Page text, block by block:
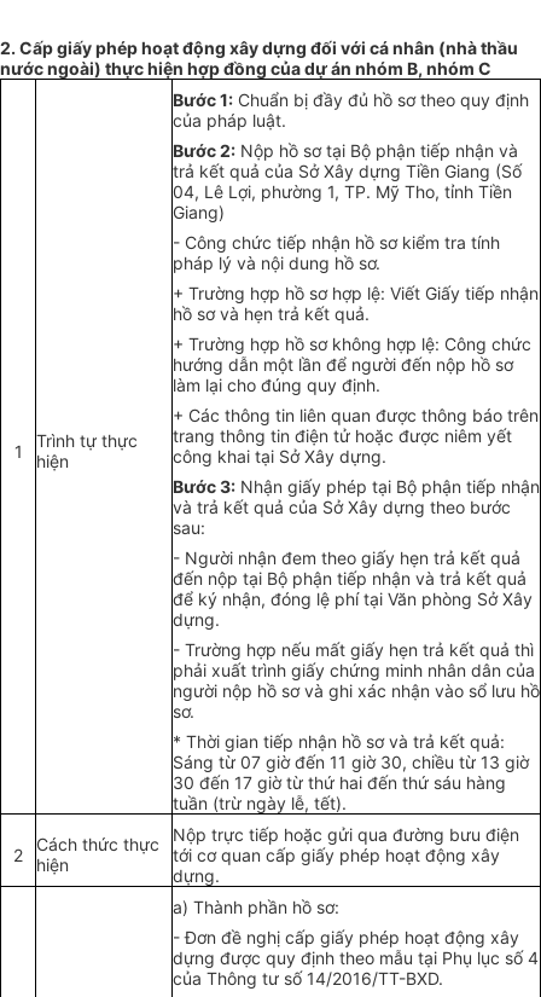
2. Cấp giấy phép hoạt động xây dựng đối với cá nhân (nhà thầu
nước ngoài) thực hiện hợp đồng của dự án nhóm B, nhóm C
1
Trình tự thực
hiện
Bước 1: Chuẩn bị đầy đủ hồ sơ theo quy định
của pháp luật.
Bước 2: Nộp hồ sơ tại Bộ phận tiếp nhận và
trả kết quả của Sở Xây dựng Tiền Giang (Số
04, Lê Lợi, phường 1, TP. Mỹ Tho, tỉnh Tiền
Giang)
- Công chức tiếp nhận hồ sơ kiểm tra tính
pháp lý và nội dung hồ sơ.
+ Trường hợp hồ sơ hợp lệ: Viết Giấy tiếp nhận
hồ sơ và hẹn trả kết quả.
+ Trường hợp hồ sơ không hợp lệ: Công chức
hướng dẫn một lần để người đến nộp hồ sơ
làm lại cho đúng quy định.
+ Các thông tin liên quan được thông báo trên
trang thông tin điện tử hoặc được niêm yết
công khai tại Sở Xây dựng.
Bước 3: Nhận giấy phép tại Bộ phận tiếp nhận
và trả kết quả của Sở Xây dựng theo bước
sau:
- Người nhận đem theo giấy hẹn trả kết quả
đến nộp tại Bộ phận tiếp nhận và trả kết quả
để ký nhận, đóng lệ phí tại Văn phòng Sở Xây
dựng.
- Trường hợp nếu mất giấy hẹn trả kết quả thì
phải xuất trình giấy chứng minh nhân dân của
người nộp hồ sơ và ghi xác nhận vào sổ lưu hồ
sơ.
* Thời gian tiếp nhận hồ sơ và trả kết quả:
Sáng từ 07 giờ đến 11 giờ 30, chiều từ 13 giờ
30 đến 17 giờ từ thứ hai đến thứ sáu hàng
tuần (trừ ngày lễ, tết).
2
Cách thức thực
hiện
Nộp trực tiếp hoặc gửi qua đường bưu điện
tới cơ quan cấp giấy phép hoạt động xây
dựng.
a) Thành phần hồ sơ:
- Đơn đề nghị cấp giấy phép hoạt động xây
dựng được quy định theo mẫu tại Phụ lục số 4
của Thông tư số 14/2016/TT-BXD.